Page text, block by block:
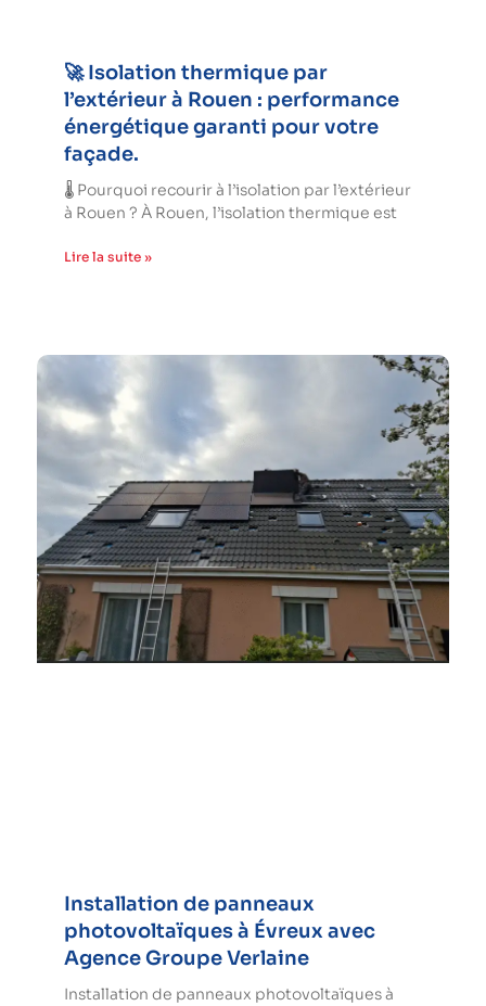
🚀 Isolation thermique par
l’extérieur à Rouen : performance
énergétique garanti pour votre
façade.
🌡️ Pourquoi recourir à l’isolation par l’extérieur
à Rouen ? À Rouen, l’isolation thermique est
Lire la suite »
Installation de panneaux
photovoltaïques à Évreux avec
Agence Groupe Verlaine
Installation de panneaux photovoltaïques à